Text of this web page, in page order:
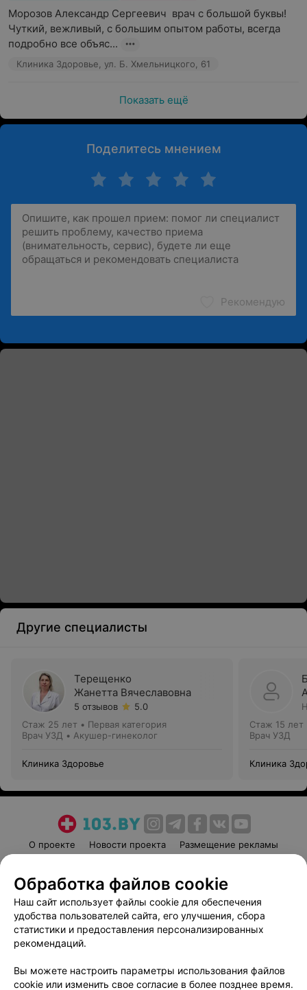
Морозов Александр Сергеевич  врач с большой буквы!
Чуткий, вежливый, с большим опытом работы, всегда
подробно все объяс...
Клиника Здоровье, ул. Б. Хмельницкого, 61
Показать ещё
Поделитесь мнением
Рекомендую
Другие специалисты
Терещенко
Жанетта Вячеславовна
5 отзывов
5.0
Стаж 25 лет • Первая категория
Врач УЗД • Акушер-гинеколог
Клиника Здоровье
Стаж 15 лет
Врач УЗД
Клиника
О проекте Новости проекта
Размещение рекламы
Пользовательское соглашение
Способы оплаты
Вакансии
Партнеры
Написать руководителю 103.by
Обработка персональных данных
Обработка файлов cookie
Наш сайт использует файлы cookie для обеспечения
удобства пользователей сайта, его улучшения, сбора
статистики и предоставления персонализированных
рекомендаций.
Вы можете настроить параметры использования файлов
cookie или изменить свое согласие в более позднее время.